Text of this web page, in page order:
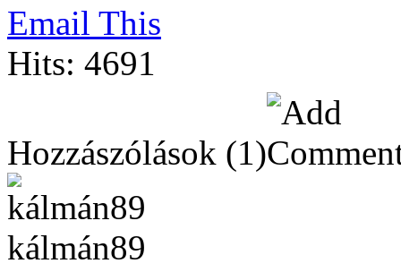
Email This
Hits: 4691
Hozzászólások (1)
kálmán89